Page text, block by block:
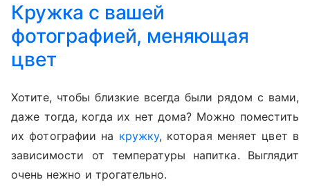
Кружка с вашей
фотографией, меняющая
цвет
Хотите, чтобы близкие всегда были рядом с вами,
даже тогда, когда их нет дома? Можно поместить
их фотографии на кружку, которая меняет цвет в
зависимости от температуры напитка. Выглядит
очень нежно и трогательно.